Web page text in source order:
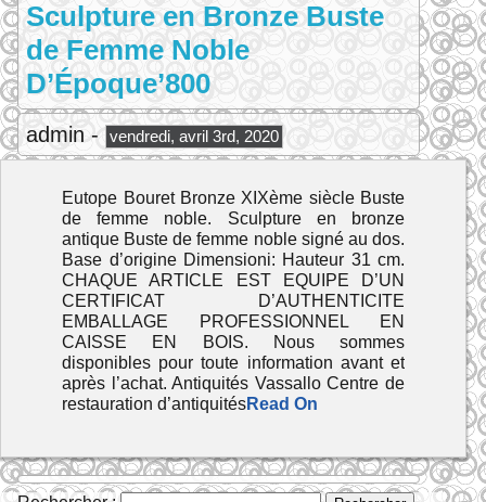
Sculpture en Bronze Buste
de Femme Noble
D’Époque’800
admin - vendredi, avril 3rd, 2020
Eutope Bouret Bronze XIXème siècle Buste
de femme noble. Sculpture en bronze
antique Buste de femme noble signé au dos.
Base d’origine Dimensioni: Hauteur 31 cm.
CHAQUE ARTICLE EST EQUIPE D’UN
CERTIFICAT D’AUTHENTICITE
EMBALLAGE PROFESSIONNEL EN
CAISSE EN BOIS. Nous sommes
disponibles pour toute information avant et
après l’achat. Antiquités Vassallo Centre de
restauration d’antiquitésRead On